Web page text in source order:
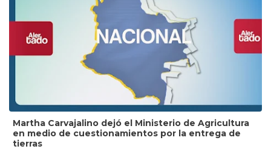
Martha Carvajalino dejó el Ministerio de Agricultura
en medio de cuestionamientos por la entrega de
tierras